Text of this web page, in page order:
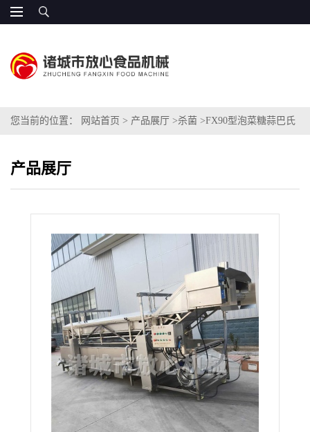
您当前的位置： 网站首页 > 产品展厅 >杀菌 >FX90型泡菜糖蒜巴氏
产品展厅